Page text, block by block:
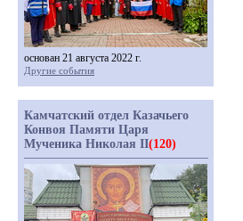
основан 21 августа 2022 г.
Другие события
Камчатский отдел Казачьего
Конвоя Памяти Царя
Мученика Николая II(120)